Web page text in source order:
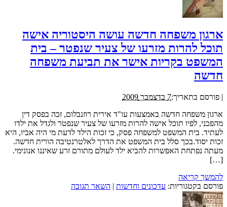
ארגון משפחה חדשה עושה היסטוריה אישה
תוכל להרות מזרעו של צעיר שנפטר – בית
המשפט בקריות אישר את תביעת משפחה
חדשה
| פורסם בתאריך:7 בדצמבר 2009
ארגון משפחה חדשה באמצעות עו"ד אירית רוזנבלום, זכה בפסק דין
מהפכני, לפיו תוכל אישה להרות מזרעו של צעיר שנפטר ולגדל את ילדו
לעתיד. בית המשפט למשפחה פסק, כי זכות הילד לדעת מי היה אביו, היא
זכות יסוד.בכך סלל בית המשפט את הדרך לאלטרנטיבה הורית חדשה.
מעתה נפתחת האפשרות להביא ילד לעולם מתורם זרע שאיננו אנונימי.
[…]
להמשך קריאה
פורסם בקטגוריות: עדכונים וחדשות | השאר תגובה